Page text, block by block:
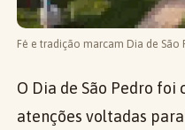
Fé e tradição marcam Dia de São
O Dia de São Pedro
atenções voltadas